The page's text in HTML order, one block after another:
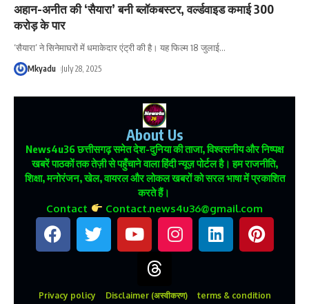
अहान-अनीत की ‘सैयारा’ बनी ब्लॉकबस्टर, वर्ल्डवाइड कमाई 300
करोड़ के पार
‘सैयारा’ ने सिनेमाघरों में धमाकेदार एंट्री की है। यह फिल्म 18 जुलाई…
Mkyadu July 28, 2025
About Us
News4u36छत्तीसगढ़ समेत देश-दुनिया की ताजा, विश्वसनीय और निष्पक्ष
खबरें पाठकों तक तेज़ी से पहुँचाने वाला हिंदी न्यूज़ पोर्टल है। हम राजनीति,
शिक्षा, मनोरंजन, खेल, वायरल और लोकल खबरों को सरल भाषा में प्रकाशित
करते हैं।
Contact Contact.news4u36@gmail.com
Privacy policy Disclaimer (अस्वीकरण) terms & condition